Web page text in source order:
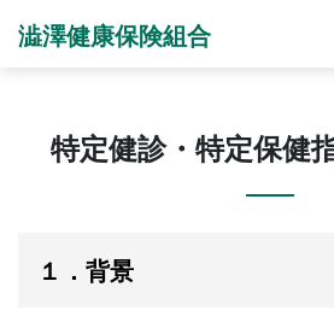
澁澤健康保険組合
特定健診・特定保健
１．背景